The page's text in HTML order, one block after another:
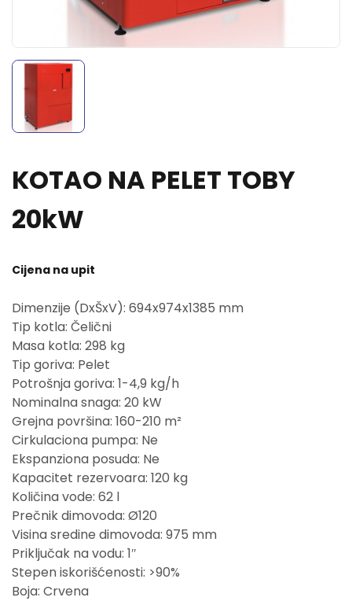
KOTAO NA PELET TOBY
20kW
Cijena na upit
Dimenzije (DxŠxV): 694x974x1385 mm
Tip kotla: Čelični
Masa kotla: 298 kg
Tip goriva: Pelet
Potrošnja goriva: 1-4,9 kg/h
Nominalna snaga: 20 kW
Grejna površina: 160-210 m²
Cirkulaciona pumpa: Ne
Ekspanziona posuda: Ne
Kapacitet rezervoara: 120 kg
Količina vode: 62 l
Prečnik dimovoda: Ø120
Visina sredine dimovoda: 975 mm
Priključak na vodu: 1″
Stepen iskorišćenosti: >90%
Boja: Crvena